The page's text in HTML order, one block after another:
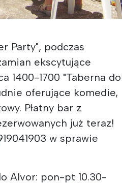
Party", podczas
ekscytujące
1400-1700 "Taberna do
oferujące komedie,
Płatny bar z
już teraz!
w sprawie
Alvor: pon-pt 10.30-